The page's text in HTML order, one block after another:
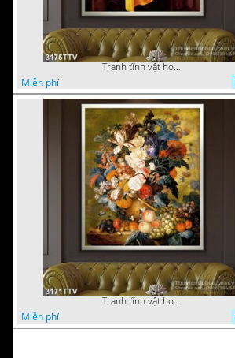
Tranh tĩnh vật hoa quả sơn dầu trang trí đẹp
Miễn phí
Tranh tĩnh vật hoa quả sơn dầu đẹp
Miễn phí